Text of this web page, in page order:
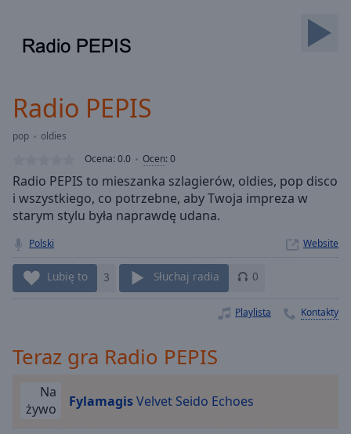
Forward
Loaded:
Stream
TypeLIVE
Seek to
currently
behind
liveLIVE
Remaining
Time-
Playback
Chapters
Radio PEPIS
pop
oldies
Ocena:0.0 Ocen:0
Radio PEPIS to mieszanka szlagierów, oldies, pop disco
i wszystkiego, co potrzebne, aby Twoja impreza w
starym stylu była naprawdę udana.
Polski Website
Lubię to 3 Słuchaj radia 0
Playlista Kontakty
Teraz gra Radio PEPIS
Na
żywo
FylamagisVelvet Seido Echoes